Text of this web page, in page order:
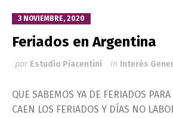
3 NOVIEMBRE, 2020
Feriados en Argentina
por Estudio Piacentini in Interés
QUE SABEMOS YA DE FERIADOS
CAEN LOS FERIADOS Y DÍAS NO